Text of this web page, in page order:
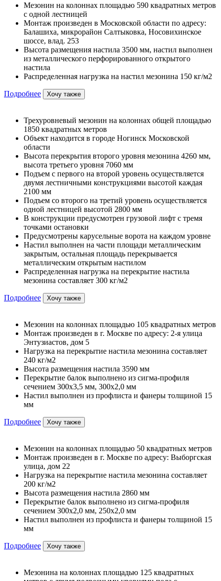
Мезонин на колоннах площадью 590 квадратных метров
с одной лестницей
Монтаж произведен в Московской области по адресу:
Балашиха, микрорайон Салтыковка, Носовихинское
шоссе, влад. 253
Высота размещения настила 3500 мм, настил выполнен
из металлического перфорированного открытого
настила
Распределенная нагрузка на настил мезонина 150 кг/м2
Подробнее Хочу также
Трехуровневый мезонин на колоннах общей площадью
1850 квадратных метров
Объект находится в городе Ногинск Московской
области
Высота перекрытия второго уровня мезонина 4260 мм,
высота третьего уровня 7060 мм
Подъем с первого на второй уровень осуществляется
двумя лестничными конструкциями высотой каждая
2100 мм
Подъем со второго на третий уровень осуществляется
одной лестницей высотой 2800 мм
В конструкции предусмотрен грузовой лифт с тремя
точками остановки
Предусмотрены карусельные ворота на каждом уровне
Настил выполнен на части площади металлическим
закрытым, остальная площадь перекрывается
металлическим открытым настилом
Распределенная нагрузка на перекрытие настила
мезонина составляет 300 кг/м2
Подробнее Хочу также
Мезонин на колоннах площадью 105 квадратных метров
Монтаж произведен в г. Москве по адресу: 2-я улица
Энтузиастов, дом 5
Нагрузка на перекрытие настила мезонина составляет
240 кг/м2
Высота размещения настила 3590 мм
Перекрытие балок выполнено из сигма-профиля
сечением 300х3,5 мм, 300х2,0 мм
Настил выполнен из профлиста и фанеры толщиной 15
мм
Подробнее Хочу также
Мезонин на колоннах площадью 50 квадратных метров
Монтаж произведен в г. Москве по адресу: Выборгская
улица, дом 22
Нагрузка на перекрытие настила мезонина составляет
200 кг/м2
Высота размещения настила 2860 мм
Перекрытие балок выполнено из сигма-профиля
сечением 300х2,0 мм, 250х2,0 мм
Настил выполнен из профлиста и фанеры толщиной 15
мм
Подробнее Хочу также
Мезонина на колоннах площадью 125 квадратных